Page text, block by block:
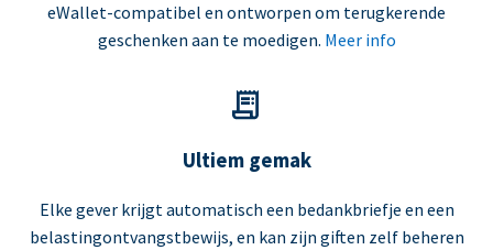
eWallet-compatibel en ontworpen om terugkerende
geschenken aan te moedigen. Meer info
Ultiem gemak
Elke gever krijgt automatisch een bedankbriefje en een
belastingontvangstbewijs, en kan zijn giften zelf beheren